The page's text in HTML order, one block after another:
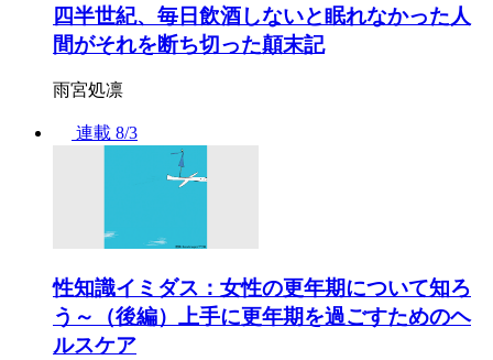
四半世紀、毎日飲酒しないと眠れなかった人
間がそれを断ち切った顛末記
雨宮処凛
連載 8/3
性知識イミダス：女性の更年期について知ろ
う～（後編）上手に更年期を過ごすためのヘ
ルスケア